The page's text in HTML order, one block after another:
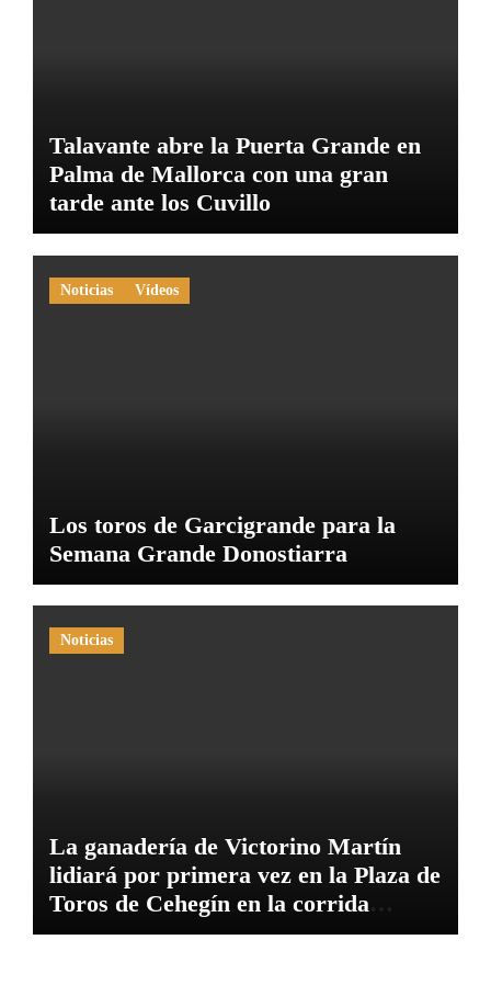
Talavante abre la Puerta Grande en
Palma de Mallorca con una gran
tarde ante los Cuvillo
Noticias Vídeos
Los toros de Garcigrande para la
Semana Grande Donostiarra
Noticias
La ganadería de Victorino Martín
lidiará por primera vez en la Plaza de
Toros de Cehegín en la corrida
conmemorativa de su 125 aniversario